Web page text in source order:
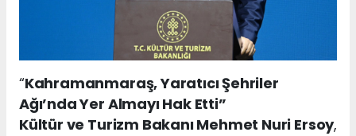
“Kahramanmaraş, Yaratıcı Şehriler
Ağı’nda Yer Almayı Hak Etti”
Kültür ve Turizm Bakanı Mehmet Nuri Ersoy,